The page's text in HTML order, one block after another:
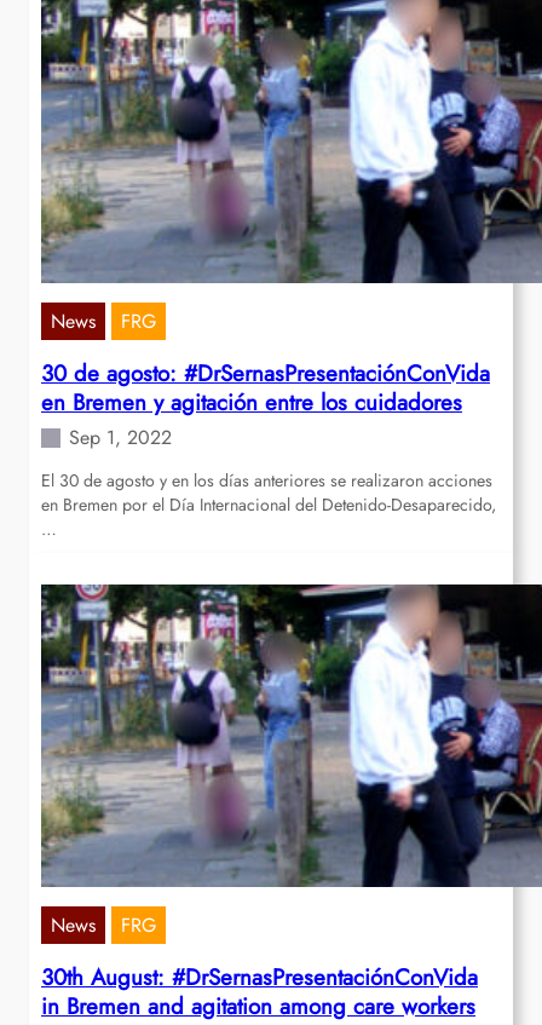
News FRG
30 de agosto: #DrSernasPresentaciónConVida
en Bremen y agitación entre los cuidadores
Sep 1, 2022
El 30 de agosto y en los días anteriores se realizaron acciones
en Bremen por el Día Internacional del Detenido-Desaparecido,
…
News FRG
30th August: #DrSernasPresentaciónConVida
in Bremen and agitation among care workers